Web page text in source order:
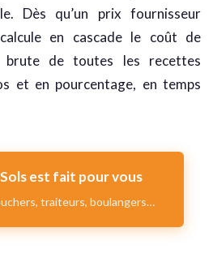
Dès qu’un prix fournisseur
en cascade le coût de
de toutes les recettes
et en pourcentage, en temps
est fait pour vous
traiteurs, boulangers…